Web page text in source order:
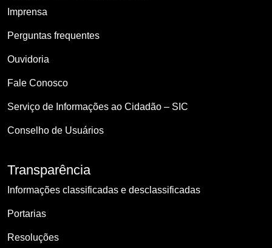
Imprensa
Perguntas frequentes
Ouvidoria
Fale Conosco
Serviço de Informações ao Cidadão – SIC
Conselho de Usuários
Transparência
Informações classificadas e desclassificadas
Portarias
Resoluções